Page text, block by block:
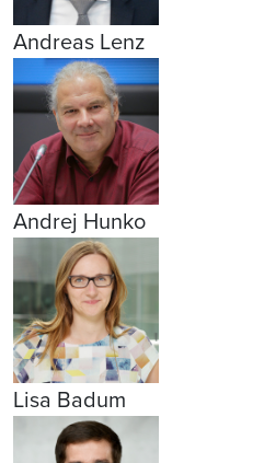
Andreas Lenz
Andrej Hunko
Lisa Badum